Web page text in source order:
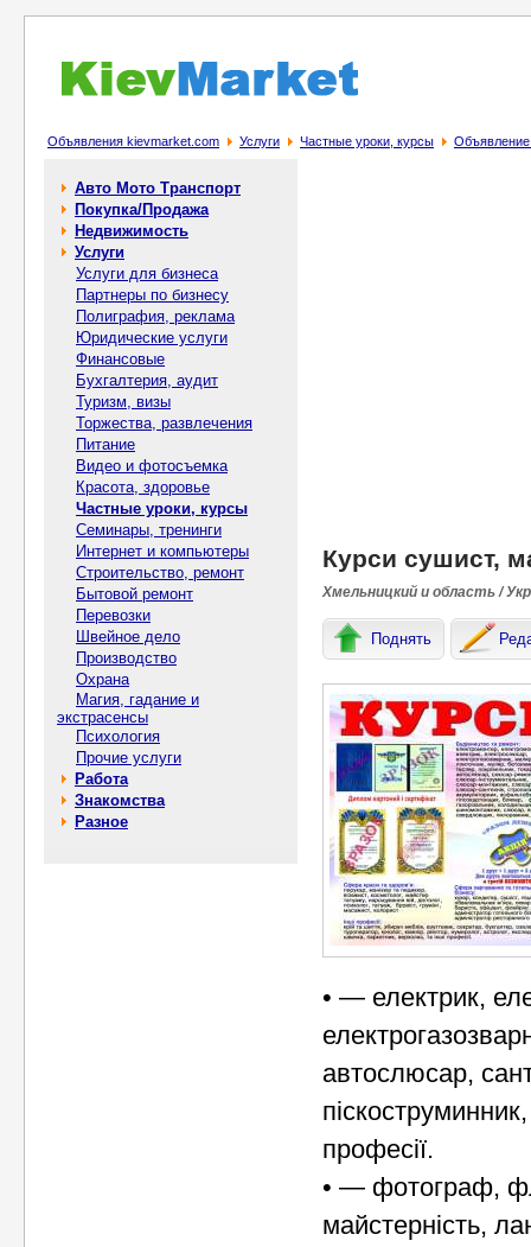
Объявления kievmarket.com Услуги Частные уроки, курсы Объявление
Авто Мото Транспорт
Покупка/Продажа
Недвижимость
Услуги
Услуги для бизнеса
Партнеры по бизнесу
Полиграфия, реклама
Юридические услуги
Финансовые
Бухгалтерия, аудит
Туризм, визы
Торжества, развлечения
Питание
Видео и фотосъемка
Красота, здоровье
Частные уроки, курсы
Семинары, тренинги
Интернет и компьютеры
Строительство, ремонт
Бытовой ремонт
Перевозки
Швейное дело
Производство
Охрана
Магия, гадание и
экстрасенсы
Психология
Прочие услуги
Работа
Знакомства
Разное
Курси сушист,
Хмельницкий и область /
Поднять
• — електрик,
автослюсар,
професії.
• — фотограф,
майстерність,